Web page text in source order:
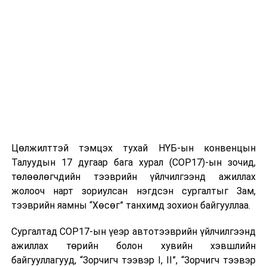
Түүнчлэн Төрийн банк нь дундаж давхаргыг дэмжих
банкны цогц төлөвлөгөөний хүрээнд Монгол Улсын
21 аймаг, нийслэлийн 9 дүүрэгт иргэд, аж ахуйн
нэгжүүдэд зөвлөгөө мэдээлэл өгөх, санхүүгийн
боловсрол олгох инкубатор төвийг байгуулан
ажиллаж эхлээд байна.
Төрийн банк - Дундаж давхаргыг дэмжигч,
Үндэсний банк
Цөлжилттэй тэмцэх тухай НҮБ-ын конвенцын
Талуудын 17 дугаар бага хурал (COP17)-ын зочид,
төлөөлөгчдийн тээврийн үйлчилгээнд ажиллах
жолооч нарт зориулсан нэгдсэн сургалтыг Зам,
тээврийн яамны “Хөсөг” танхимд зохион байгууллаа.
Сургалтад COP17-ын үеэр автотээврийн үйлчилгээнд
ажиллах төрийн болон хувийн хэвшлийн
байгууллагууд, “Зорчигч тээвэр I, II”, “Зорчигч тээвэр